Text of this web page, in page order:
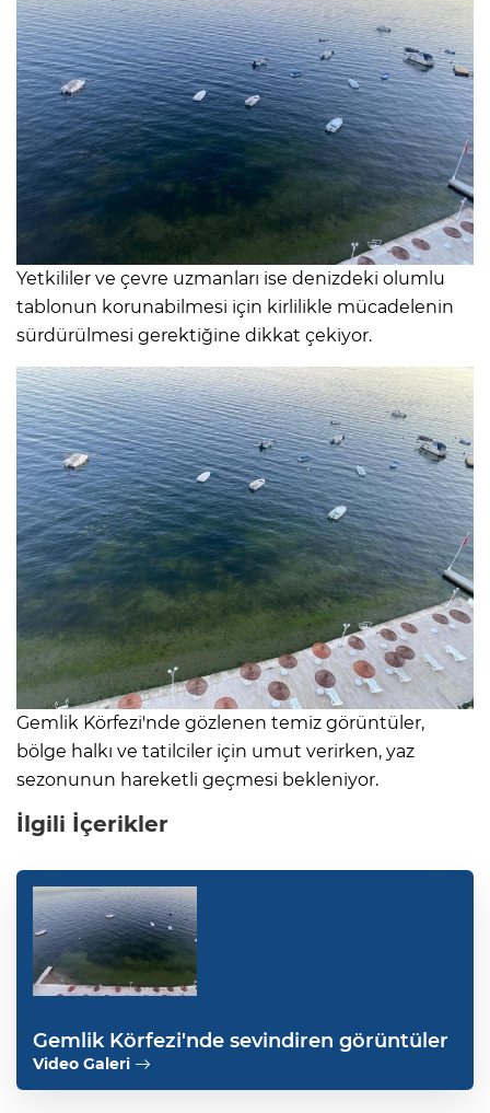
Yetkililer ve çevre uzmanları ise denizdeki olumlu
tablonun korunabilmesi için kirlilikle mücadelenin
sürdürülmesi gerektiğine dikkat çekiyor.
Gemlik Körfezi'nde gözlenen temiz görüntüler,
bölge halkı ve tatilciler için umut verirken, yaz
sezonunun hareketli geçmesi bekleniyor.
İlgili İçerikler
Gemlik Körfezi'nde sevindiren görüntüler
Video Galeri